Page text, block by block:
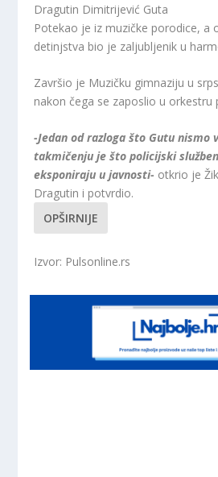
Dragutin Dimitrijević Guta
Potekao je iz muzičke porodice, a
detinjstva bio je zaljubljenik u
Završio je Muzičku gimnaziju u
nakon čega se zaposlio u orkestru
-Jedan od razloga što Gutu nismo
takmičenju je što policijski
eksponiraju u javnosti- otkrio je
Dragutin i potvrdio.
OPŠIRNIJE
Izvor: Pulsonline.rs